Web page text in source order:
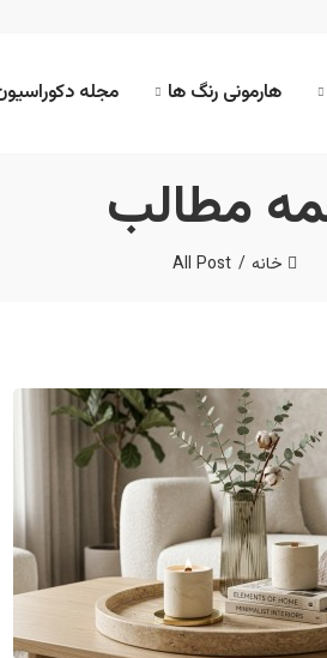
هارمونی رنگ ها مجله
مطالب
خانه All Post